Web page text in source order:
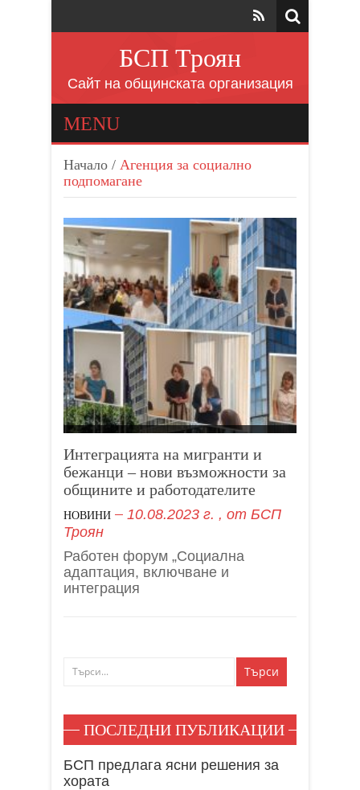
БСП Троян
Сайт на общинската организация
MENU
Начало / Агенция за социално
подпомагане
Интеграцията на мигранти и
бежанци – нови възможности за
общините и работодателите
НОВИНИ 10.08.2023 г. , от БСП
Троян
Работен форум „Социална
адаптация, включване и
интеграция
ПОСЛЕДНИ ПУБЛИКАЦИИ
БСП предлага ясни решения за
хората